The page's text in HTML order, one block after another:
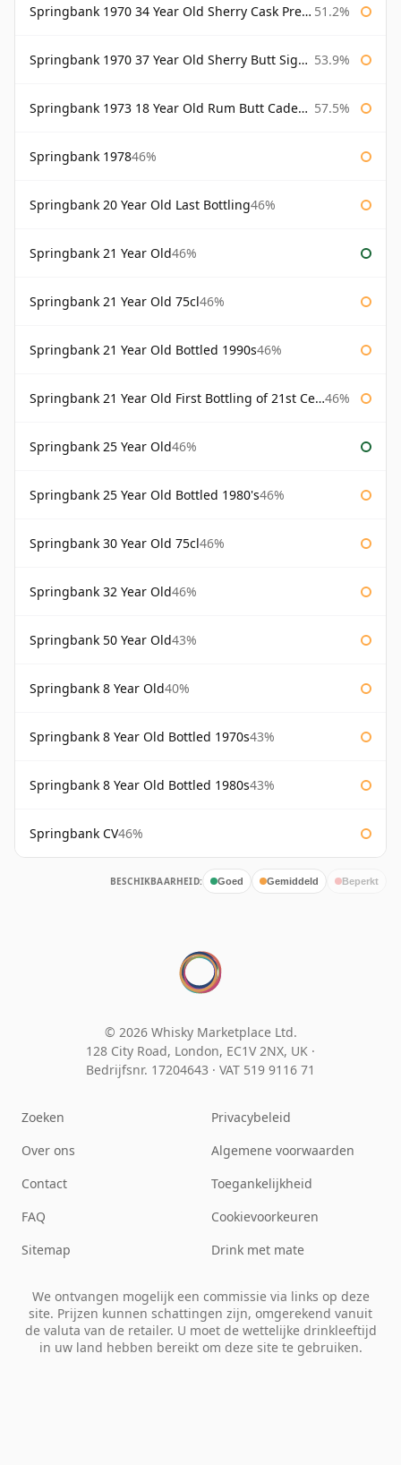
Springbank 1970 34 Year Old Sherry Cask Prestonfield 51.2%
Springbank 1970 37 Year Old Sherry Butt Signatory Cask Strength Collection 53.9%
Springbank 1973 18 Year Old Rum Butt Cadenhead's 57.5%
Springbank 197846%
Springbank 20 Year Old Last Bottling46%
Springbank 21 Year Old46%
Springbank 21 Year Old 75cl46%
Springbank 21 Year Old Bottled 1990s46%
Springbank 21 Year Old First Bottling of 21st Century 46%
Springbank 25 Year Old46%
Springbank 25 Year Old Bottled 1980's46%
Springbank 30 Year Old 75cl46%
Springbank 32 Year Old46%
Springbank 50 Year Old43%
Springbank 8 Year Old40%
Springbank 8 Year Old Bottled 1970s43%
Springbank 8 Year Old Bottled 1980s43%
Springbank CV46%
BESCHIKBAARHEID: Goed Gemiddeld Beperkt
© 2026 Whisky Marketplace Ltd.
128 City Road, London, EC1V 2NX, UK ·
Bedrijfsnr. 17204643 · VAT 519 9116 71
Zoeken
Over ons
Contact
FAQ
Sitemap
Privacybeleid
Algemene voorwaarden
Toegankelijkheid
Cookievoorkeuren
Drink met mate
We ontvangen mogelijk een commissie via links op deze
site. Prijzen kunnen schattingen zijn, omgerekend vanuit
de valuta van de retailer. U moet de wettelijke drinkleeftijd
in uw land hebben bereikt om deze site te gebruiken.